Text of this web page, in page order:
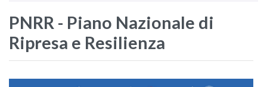
PNRR - Piano Nazionale di
Ripresa e Resilienza